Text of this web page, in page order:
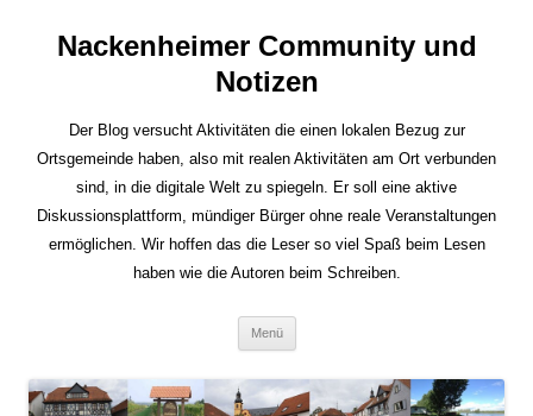
Nackenheimer Community und
Notizen
Der Blog versucht Aktivitäten die einen lokalen Bezug zur
Ortsgemeinde haben, also mit realen Aktivitäten am Ort verbunden
sind, in die digitale Welt zu spiegeln. Er soll eine aktive
Diskussionsplattform, mündiger Bürger ohne reale Veranstaltungen
ermöglichen. Wir hoffen das die Leser so viel Spaß beim Lesen
haben wie die Autoren beim Schreiben.
Menü